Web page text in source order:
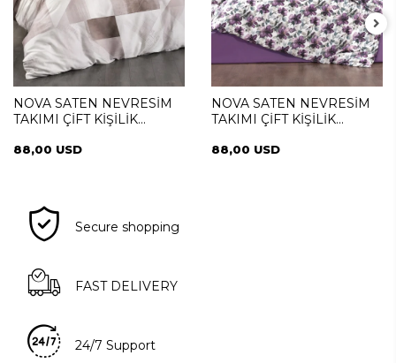
NOVA SATEN NEVRESİM
TAKIMI ÇİFT KİŞİLİK
88,00 USD
NOVA SATEN NEVRESİM
TAKIMI ÇİFT KİŞİLİK
88,00 USD
Secure shopping
FAST DELIVERY
24/7 Support